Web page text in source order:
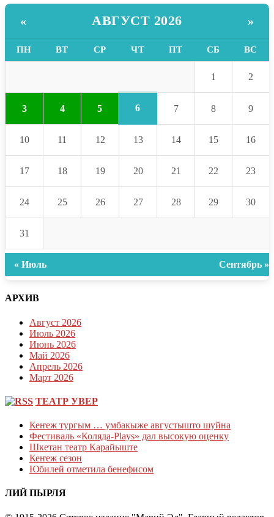
« АВГУСТ 2026 »
ПН ВТ СР ЧТ ПТ СБ ВС
1 2
3 4 5 6 7 8 9
10 11 12 13 14 15 16
17 18 19 20 21 22 23
24 25 26 27 28 29 30
31
« Июль Сентябрь »
АРХИВ
Август 2026
Июль 2026
Июнь 2026
Май 2026
Апрель 2026
Март 2026
ТЕАТР УВЕР
Кеҥеж тургым … умбакыже августышто шуйна
Фестиваль «Коляда-Plays» дал высокую оценку
Шкетан театр Карайыште
Кеҥеж сезон
Юбилей отметила бенефисом
ЛИЙ ПЫРЛЯ